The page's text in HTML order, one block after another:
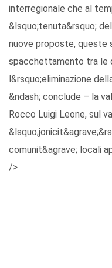
interregionale che al
&lsquo;tenuta&rsquo;
nuove proposte, queste
spacchettamento tra le
l&rsquo;eliminazione
&ndash; conclude – la
Rocco Luigi Leone, sul
comunit&agrave; locali
/>